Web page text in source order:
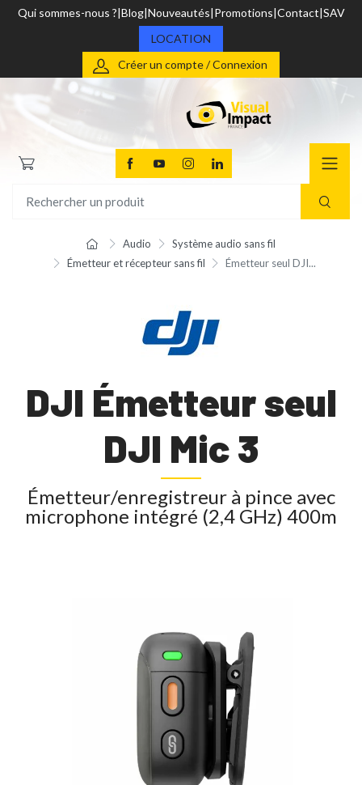
Qui sommes-nous ? Blog Nouveautés Promotions Contact SAV
LOCATION
Créer un compte / Connexion
Audio
Système audio sans fil
Émetteur et récepteur sans fil
Émetteur seul DJI...
DJI Émetteur seul
DJI Mic 3
Émetteur/enregistreur à pince avec
microphone intégré (2,4 GHz) 400m